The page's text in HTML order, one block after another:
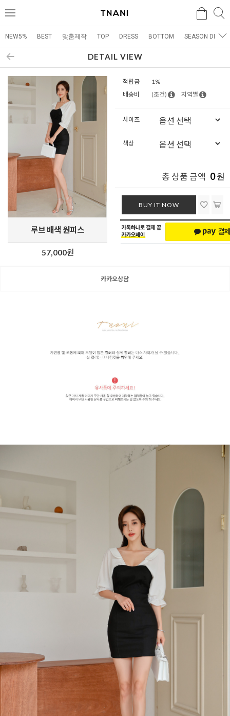
메
검색
NEW5% BEST 맞춤제작 TOP DRESS BOTTOM SEASON DRESS
DETAIL VIEW
루브 배색 원피스
57,000원
적립금
1%
배송비
(조건) 지역별
사이즈
색상
총 상품 금액 0원
BUY IT NOW
카카오상담